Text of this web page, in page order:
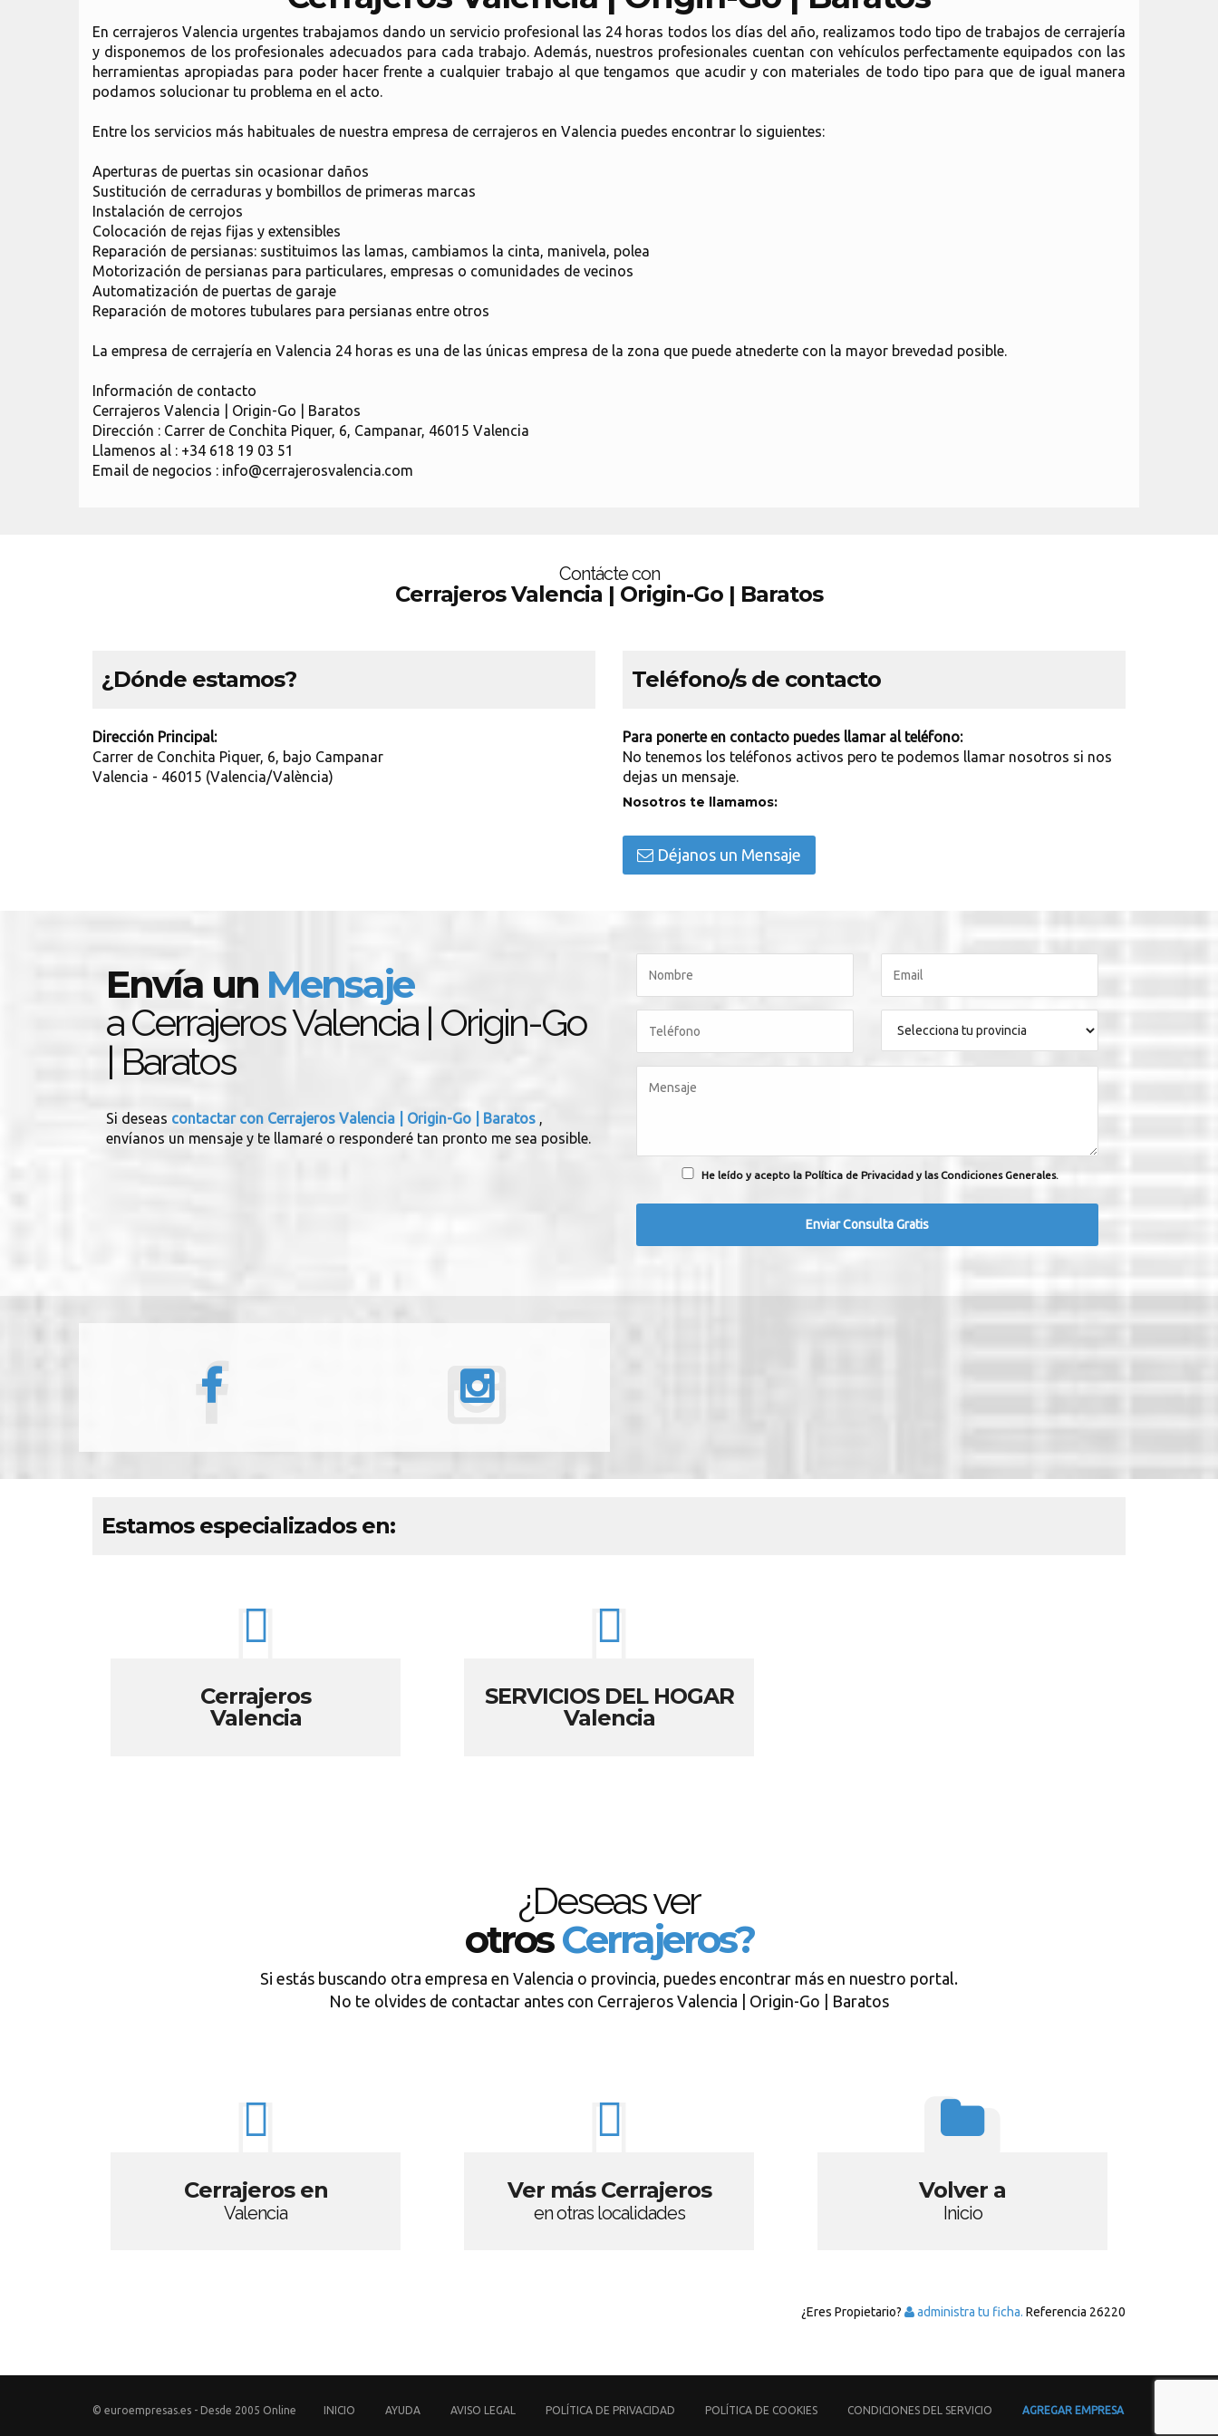
En cerrajeros Valencia urgentes trabajamos dando un servicio profesional las 24 horas todos los días del año, realizamos todo tipo de trabajos de cerrajería
y disponemos de los profesionales adecuados para cada trabajo. Además, nuestros profesionales cuentan con vehículos perfectamente equipados con las
herramientas apropiadas para poder hacer frente a cualquier trabajo al que tengamos que acudir y con materiales de todo tipo para que de igual manera
podamos solucionar tu problema en el acto.
Entre los servicios más habituales de nuestra empresa de cerrajeros en Valencia puedes encontrar lo siguientes:
Aperturas de puertas sin ocasionar daños
Sustitución de cerraduras y bombillos de primeras marcas
Instalación de cerrojos
Colocación de rejas fijas y extensibles
Reparación de persianas: sustituimos las lamas, cambiamos la cinta, manivela, polea
Motorización de persianas para particulares, empresas o comunidades de vecinos
Automatización de puertas de garaje
Reparación de motores tubulares para persianas entre otros
La empresa de cerrajería en Valencia 24 horas es una de las únicas empresa de la zona que puede atnederte con la mayor brevedad posible.
Información de contacto
Cerrajeros Valencia | Origin-Go | Baratos
Dirección : Carrer de Conchita Piquer, 6, Campanar, 46015 Valencia
Llamenos al : +34 618 19 03 51
Email de negocios : info@cerrajerosvalencia.com
Contácte con
Cerrajeros Valencia | Origin-Go | Baratos
¿Dónde estamos?
Dirección Principal:
Carrer de Conchita Piquer, 6, bajo Campanar
Valencia - 46015 (Valencia/València)
Teléfono/s de contacto
Para ponerte en contacto puedes llamar al teléfono:
No tenemos los teléfonos activos pero te podemos llamar nosotros si nos
dejas un mensaje.
Nosotros te llamamos:
Déjanos un Mensaje
Envía un Mensaje
a Cerrajeros Valencia | Origin-Go
| Baratos
Si deseas contactar con Cerrajeros Valencia | Origin-Go | Baratos ,
envíanos un mensaje y te llamaré o responderé tan pronto me sea posible.
He leído y acepto la Política de Privacidad y las Condiciones Generales.
Estamos especializados en:
Cerrajeros
Valencia
SERVICIOS DEL HOGAR
Valencia
¿Deseas ver
otrosCerrajeros?
Si estás buscando otra empresa en Valencia o provincia, puedes encontrar más en nuestro portal.
No te olvides de contactar antes con Cerrajeros Valencia | Origin-Go | Baratos
Cerrajeros en
Valencia
Ver más Cerrajeros
en otras localidades
Volver a
Inicio
¿Eres Propietario? administra tu ficha. Referencia 26220
© euroempresas.es - Desde 2005 Online INICIO AYUDA AVISO LEGAL POLÍTICA DE PRIVACIDAD POLÍTICA DE COOKIES CONDICIONES DEL SERVICIO AGREGAR EMPRESA